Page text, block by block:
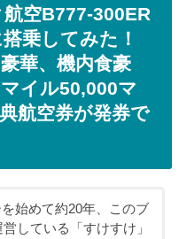
空B777-300ER
乗してみた！
華、機内食豪
イル50,000マ
航空券が発券で
始めて約20年、このブ
している「すけすけ」